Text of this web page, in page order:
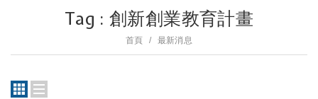
Tag : 創新創業教育計畫
首頁 最新消息